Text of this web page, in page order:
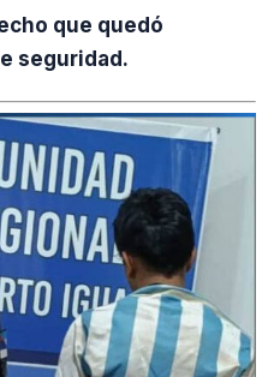
que quedó
seguridad.